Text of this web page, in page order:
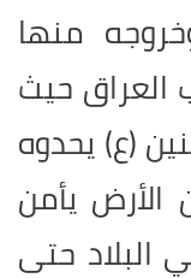
منها
العراق حيث
(ع) يحدوه
يأمن
حتى